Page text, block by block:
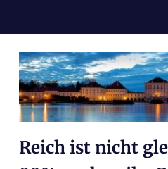
Inhalt
springen
Reich ist nicht